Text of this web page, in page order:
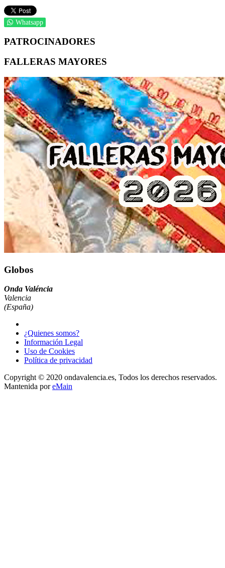
Whatsapp
PATROCINADORES
FALLERAS MAYORES
Globos
Onda Valéncia
Valencia
(España)
¿Quienes somos?
Información Legal
Uso de Cookies
Política de privacidad
Copyright © 2020 ondavalencia.es, Todos los derechos reservados.
Mantenida poreMain